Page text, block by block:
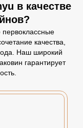
в качестве
первоклассные
качества,
Наш широкий
гарантирует